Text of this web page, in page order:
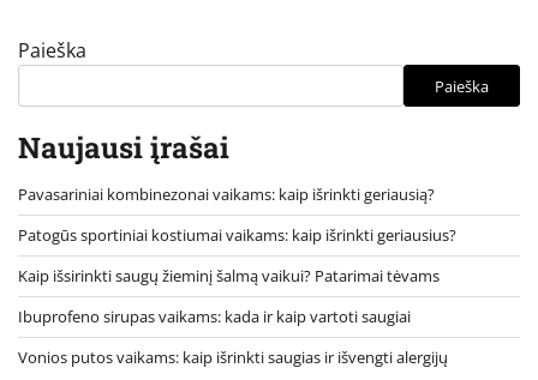
Paieška
Paieška
Naujausi įrašai
Pavasariniai kombinezonai vaikams: kaip išrinkti geriausią?
Patogūs sportiniai kostiumai vaikams: kaip išrinkti geriausius?
Kaip išsirinkti saugų žieminį šalmą vaikui? Patarimai tėvams
Ibuprofeno sirupas vaikams: kada ir kaip vartoti saugiai
Vonios putos vaikams: kaip išrinkti saugias ir išvengti alergijų